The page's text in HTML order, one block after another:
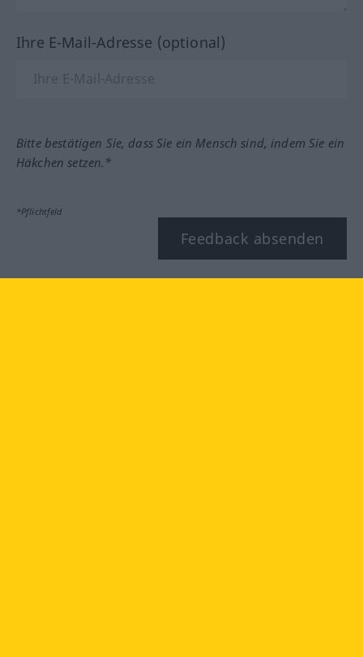
Ihre E-Mail-Adresse (optional)
Bitte bestätigen Sie, dass Sie ein Mensch sind, indem Sie ein
Häkchen setzen.*
*Pflichtfeld
Feedback absenden